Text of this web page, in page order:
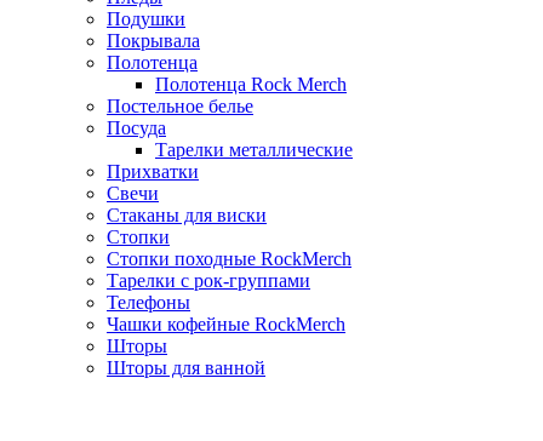
Подушки
Покрывала
Полотенца
Полотенца Rock Merch
Постельное белье
Посуда
Тарелки металлические
Прихватки
Свечи
Стаканы для виски
Стопки
Стопки походные RockMerch
Тарелки с рок-группами
Телефоны
Чашки кофейные RockMerch
Шторы
Шторы для ванной